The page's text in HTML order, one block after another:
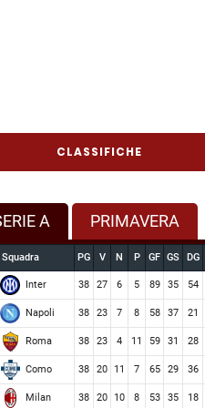
CLASSIFICHE
A PRIMAVERA
Squadra PG V N P GF GS DG
Inter 38 27 6 5 89 35 54
Napoli 38 23 7 8 58 37 21
Roma 38 23 4 11 59 31 28
Como 38 20 11 7 65 29 36
Milan 38 20 10 8 53 35 18